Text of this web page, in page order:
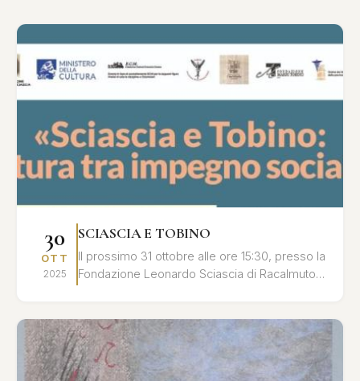
30
OTT
2025
SCIASCIA E TOBINO
Il prossimo 31 ottobre alle ore 15:30, presso la
Fondazione Leonardo Sciascia di Racalmuto,